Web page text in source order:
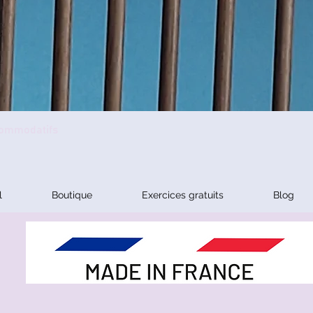
Boutique Exercices gratuits Blog